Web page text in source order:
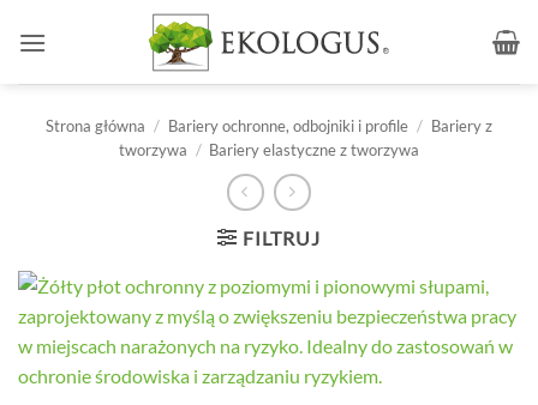
Strona główna / Bariery ochronne, odbojniki i profile / Bariery z
tworzywa / Bariery elastyczne z tworzywa
FILTRUJ